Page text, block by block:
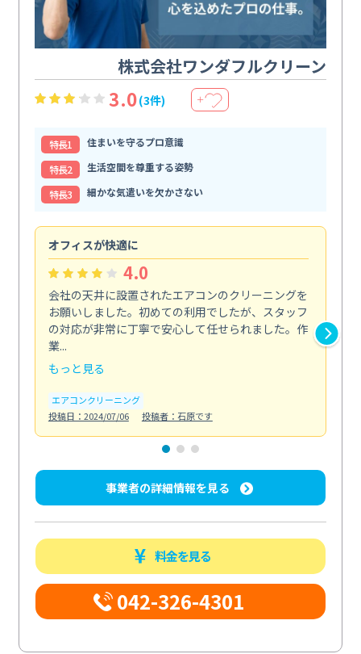
株式会社ワンダフルクリーン
3.0(3件) ＋
特⻑1
住まいを守るプロ意識
特⻑2
生活空間を尊重する姿勢
特⻑3
細かな気遣いを欠かさない
オフィスが快適に
4.0
会社の天井に設置されたエアコンのクリーニングを
お願いしました。初めての利用でしたが、スタッフ
の対応が非常に丁寧で安心して任せられました。作
業...
もっと見る
エアコンクリーニング
投稿日：2024/07/06
投稿者：石原です
事業者の詳細情報を見る
料金を見る
042-326-4301